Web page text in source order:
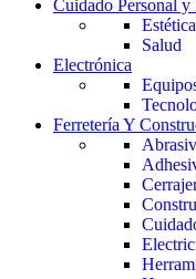
Cuidado Personal y
Salud
Electrónica
Ferretería Y